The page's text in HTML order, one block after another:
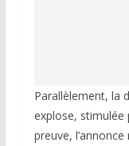
Parallèlement, la
explose, stimulée
preuve,